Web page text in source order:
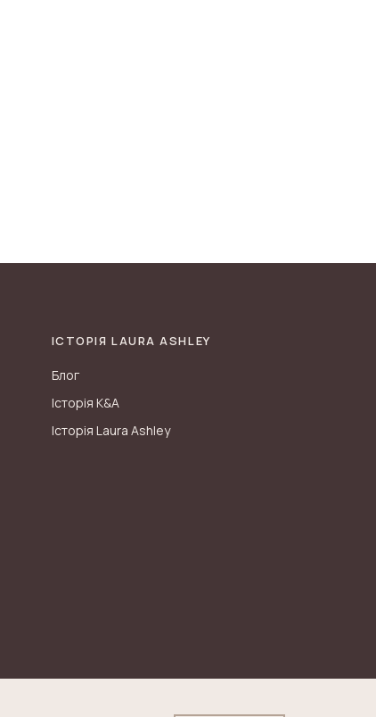
ІСТОРІЯ LAURA ASHLEY
Блог
Історія K&A
Історія Laura Ashley